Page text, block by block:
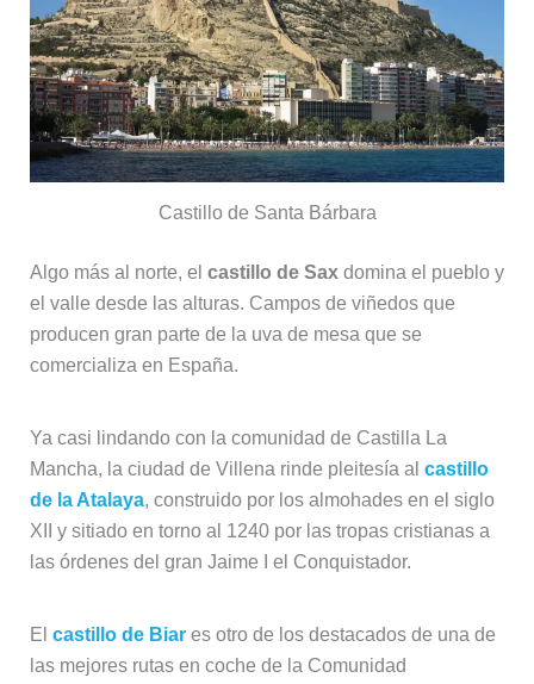
Castillo de Santa Bárbara
Algo más al norte, el castillo de Saxdomina el pueblo y
el valle desde las alturas. Campos de viñedos que
producen gran parte de la uva de mesa que se
comercializa en España.
Ya casi lindando con la comunidad de Castilla La
Mancha, la ciudad de Villena rinde pleitesía al castillo
de la Atalaya, construido por los almohades en el siglo
XII y sitiado en torno al 1240 por las tropas cristianas a
las órdenes del gran Jaime I el Conquistador.
El castillo de Biares otro de los destacados de una de
las mejores rutas en coche de la Comunidad